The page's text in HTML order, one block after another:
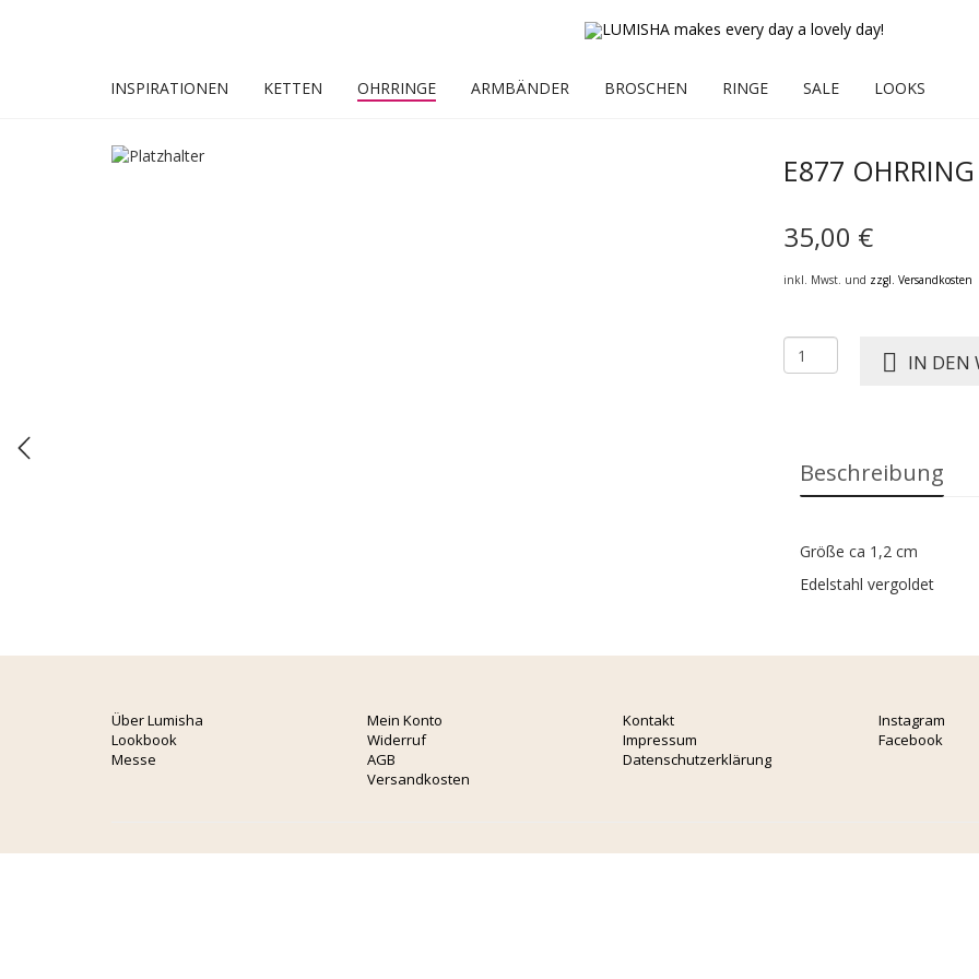
INSPIRATIONEN KETTEN OHRRINGE ARMBÄNDER BROSCHEN RINGE SALE LOOKS
E877
35,00 €
inkl. Mwst. und zzgl. Versandkosten
E877
OHRRING
IN DEN
Beschreibung
Größe ca 1,2 cm
Edelstahl vergoldet
Über Lumisha
Lookbook
Messe
Mein Konto
Widerruf
AGB
Versandkosten
Kontakt
Impressum
Datenschutzerklärung
Instagram
Facebook